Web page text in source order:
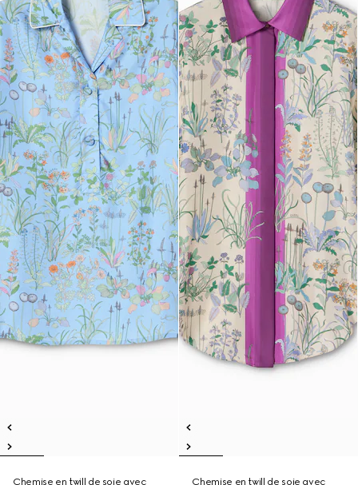
Chemise en twill de soie avec Chemise en twill de soie avec